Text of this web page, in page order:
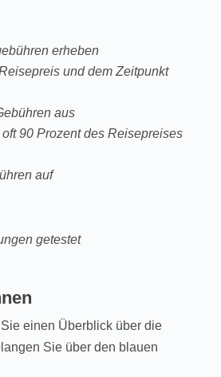
erheben
und dem Zeitpunkt
aus
90 Prozent des Reisepreises
auf
getestet
einen Überblick über die
Sie über den blauen